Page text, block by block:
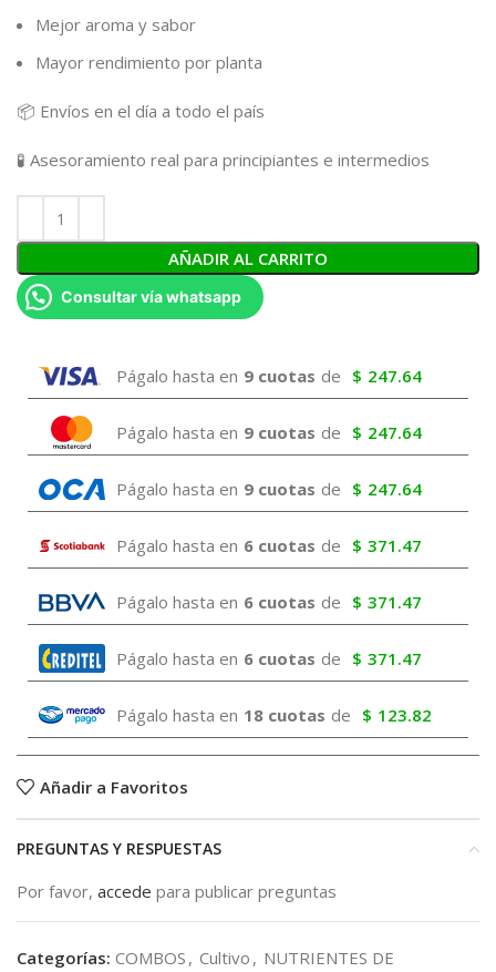
Mejor aroma y sabor
Mayor rendimiento por planta
📦 Envíos en el día a todo el país
🧪 Asesoramiento real para principiantes e intermedios
AÑADIR AL CARRITO
Consultar vía whatsapp
Págalo hasta en 9 cuotas de $ 247.64
Págalo hasta en 9 cuotas de $ 247.64
Págalo hasta en 9 cuotas de $ 247.64
Págalo hasta en 6 cuotas de $ 371.47
Págalo hasta en 6 cuotas de $ 371.47
Págalo hasta en 6 cuotas de $ 371.47
Págalo hasta en 18 cuotas de $ 123.82
Añadir a Favoritos
PREGUNTAS Y RESPUESTAS
Por favor, accede para publicar preguntas
Categorías: COMBOS , Cultivo , NUTRIENTES DE